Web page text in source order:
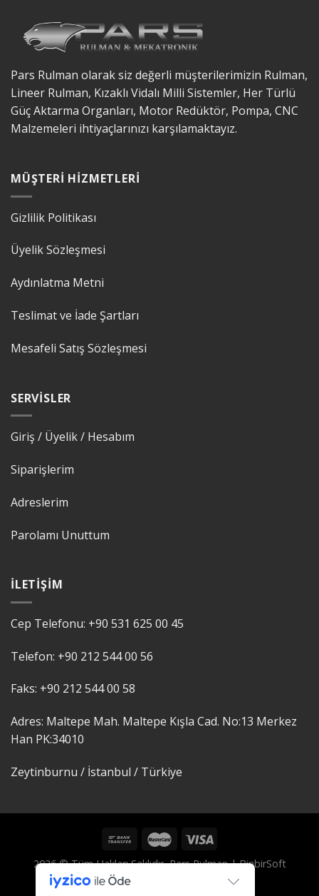
Pars Rulman olarak siz değerli müşterilerimizin Rulman,
Lineer Rulman, Kızaklı Vidalı Milli Sistemler, Her Türlü
Güç Aktarma Organları, Motor Redüktör, Pompa, CNC
Malzemeleri ihtiyaçlarınızı karşılamaktayız.
MÜŞTERI HIZMETLERI
Gizlilik Politikası
Üyelik Sözleşmesi
Aydınlatma Metni
Teslimat ve İade Şartları
Mesafeli Satış Sözleşmesi
SERVISLER
Giriş / Üyelik / Hesabım
Siparişlerim
Adreslerim
Parolamı Unuttum
İLETIŞIM
Cep Telefonu: +90 531 625 00 45
Telefon: +90 212 544 00 56
Faks: +90 212 544 00 58
Adres: Maltepe Mah. Maltepe Kışla Cad. No:13 Merkez
Han PK:34010
Zeytinburnu / İstanbul / Türkiye
2026 © Tüm Hakları Saklıdır, Pars Rulman |BinbirSoft
Tarafından Tasarlanmıştır